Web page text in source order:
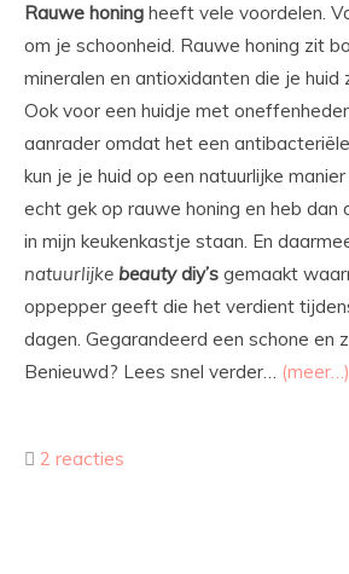
Rauwe honing heeft vele voordelen.
om je schoonheid. Rauwe honing zit
mineralen en antioxidanten die je huid
Ook voor een huidje met
aanrader omdat het een
kun je je huid op een natuurlijke
echt gek op rauwe honing en heb dan
in mijn keukenkastje staan. En
natuurlijke beauty diy’s gemaakt
oppepper geeft die het verdient
dagen. Gegarandeerd een schone en
Benieuwd? Lees snel verder… (meer…)
2 reacties